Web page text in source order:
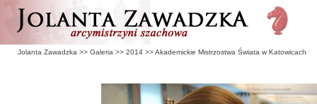
Jolanta Zawadzka >> Galeria >> 2014 >>Akademickie Mistrzostwa Świata w Katowicach